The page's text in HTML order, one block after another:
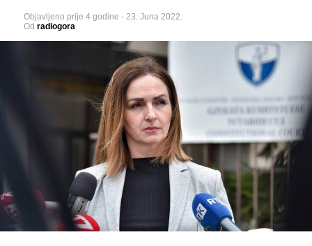
Objavljeno prije 4 godine - 23. Juna 2022.
Od radiogora